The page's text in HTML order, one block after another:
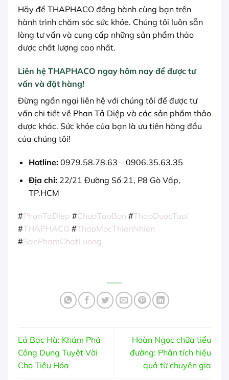
Hãy để THAPHACO đồng hành cùng bạn trên
hành trình chăm sóc sức khỏe. Chúng tôi luôn sẵn
lòng tư vấn và cung cấp những sản phẩm thảo
dược chất lượng cao nhất.
Liên hệ THAPHACO ngay hôm nay để được tư
vấn và đặt hàng!
Đừng ngần ngại liên hệ với chúng tôi để được tư
vấn chi tiết về Phan Tả Diệp và các sản phẩm thảo
dược khác. Sức khỏe của bạn là ưu tiên hàng đầu
của chúng tôi!
Hotline:0979.58.78.63 – 0906.35.63.35
Địa chỉ:22/21 Đường Số 21, P8 Gò Vấp,
TP.HCM
#PhanTaDiep #ChuaTaoBon #ThaoDuocTuoi
#THAPHACO #ThaoMocThienNhien
#SanPhamChatLuong
Lá Bạc Hà: Khám Phá
Công Dụng Tuyệt Vời
Cho Tiêu Hóa
Hoàn Ngọc chữa tiểu
đường: Phân tích hiệu
quả từ chuyên gia